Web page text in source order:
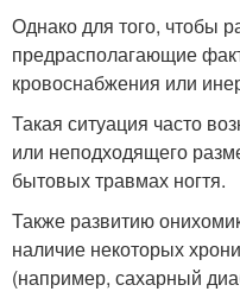
Однако для того, чтобы
предрасполагающие
кровоснабжения или
Такая ситуация часто
или неподходящего
бытовых травмах ногтя.
Также развитию
наличие некоторых
(например, сахарный